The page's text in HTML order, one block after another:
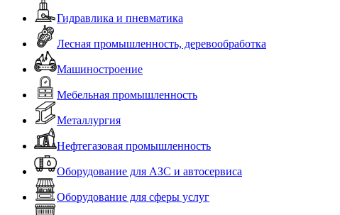
Гидравлика и пневматика
Лесная промышленность, деревообработка
Машиностроение
Мебельная промышленность
Металлургия
Нефтегазовая промышленность
Оборудование для АЗС и автосервиса
Оборудование для сферы услуг